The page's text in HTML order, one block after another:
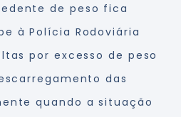
de peso fica
à Polícia Rodoviária
por excesso de peso
das
quando a situação